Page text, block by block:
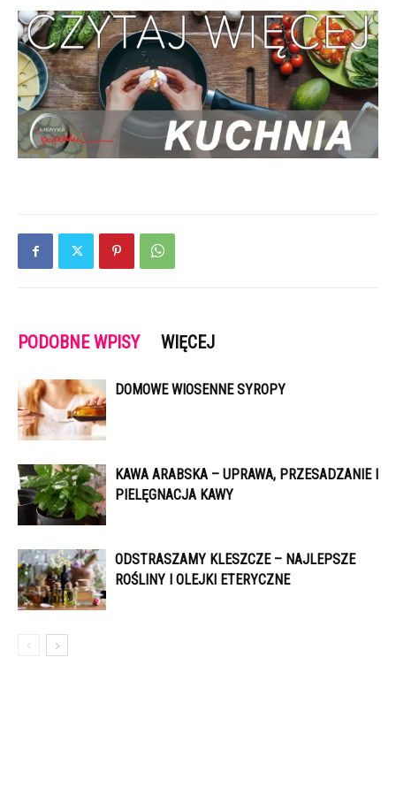
PODOBNE WPISY WIĘCEJ
DOMOWE WIOSENNE SYROPY
KAWA ARABSKA – UPRAWA, PRZESADZANIE I
PIELĘGNACJA KAWY
ODSTRASZAMY KLESZCZE – NAJLEPSZE
ROŚLINY I OLEJKI ETERYCZNE